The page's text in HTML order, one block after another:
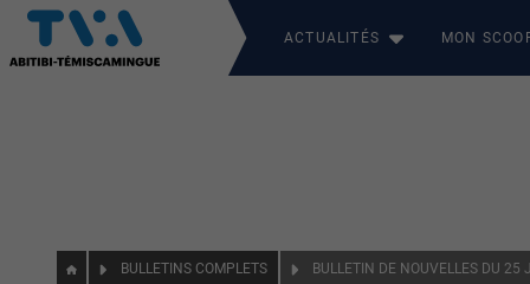
ACTUALITÉS MON
BULLETINS COMPLETS BULLETIN DE NOUVELLES DU 25